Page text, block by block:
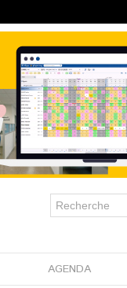
AGENDA